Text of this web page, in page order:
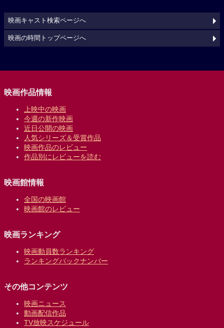
映画キャスト検索ページへ
映画の時間トップページへ
映画作品情報
上映中の映画
今週の新作映画
近日公開の映画
人気シリーズ＆受賞作品
映画作品のレビュー
作品別にレビューを読む
映画館情報
全国の映画館
映画館のレビュー
映画ランキング
映画動員数ランキング
ランキングバックナンバー
その他コンテンツ
映画ニュース
動画配信作品
TV放映スケジュール